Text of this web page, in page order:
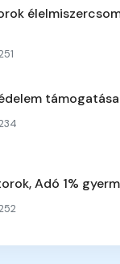
támogatása
Adó 1%